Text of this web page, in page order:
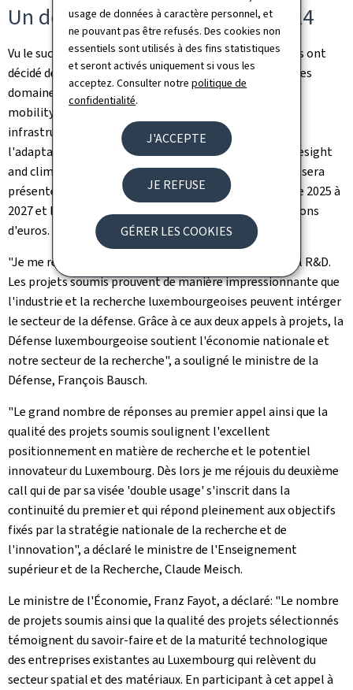
usage de données à caractère personnel, et
ne pouvant pas être refusés. Des cookies non
essentiels sont utilisés à des fins statistiques
et seront activés uniquement si vous les
acceptez. Consulter notrepolitique de
confidentialité.
J'ACCEPTE
JE REFUSE
GÉRER LES COOKIES
Un deuxième appel lancé en 2024
Vu le succès de ce premier appel à projets, les ministres ont
décidé de lancer un deuxième appel, cette fois-ci dans les
domaines porteurs de la mobilité intelligente (smart
mobility), des infrastructures résilientes (resilient
infrastructures) et de la prévision stratégique et de
l'adaptation au changement climatique (strategic foresight
and climate change adaptation). Le détail de cet appel sera
présenté en 2024, la période de financement s'étend de 2025 à
2027 et le budget prévu par la Défense est de 13,8 millions
d'euros.
"Je me réjouis de l'immense succès de ce premier appel R&D.
Les projets soumis prouvent de manière impressionnante que
l'industrie et la recherche luxembourgeoises peuvent intérger
le secteur de la défense. Grâce à ce aux deux appels à projets, la
Défense luxembourgeoise soutient l'économie nationale et
notre secteur de la recherche", a souligné le ministre de la
Défense, François Bausch.
"Le grand nombre de réponses au premier appel ainsi que la
qualité des projets soumis soulignent l'excellent
positionnement en matière de recherche et le potentiel
innovateur du Luxembourg. Dès lors je me réjouis du deuxième
call qui de par sa visée 'double usage' s'inscrit dans la
continuité du premier et qui répond pleinement aux objectifs
fixés par la stratégie nationale de la recherche et de
l'innovation", a déclaré le ministre de l'Enseignement
supérieur et de la Recherche, Claude Meisch.
Le ministre de l'Économie, Franz Fayot, a déclaré: "Le nombre
de projets soumis ainsi que la qualité des projets sélectionnés
témoignent du savoir-faire et de la maturité technologique
des entreprises existantes au Luxembourg qui relèvent du
secteur spatial et des matériaux. En participant à cet appel à